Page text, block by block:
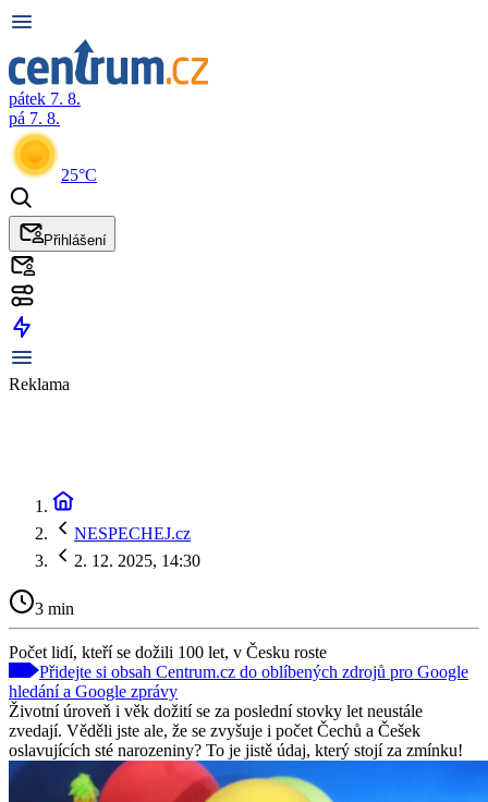
pátek 7. 8.
pá 7. 8.
25°C
Přihlášení
Reklama
NESPECHEJ.cz
2. 12. 2025, 14:30
3 min
Počet lidí, kteří se dožili 100 let, v Česku roste
Přidejte si obsah Centrum.cz do oblíbených zdrojů pro Google
hledání a Google zprávy
Životní úroveň i věk dožití se za poslední stovky let neustále
zvedají. Věděli jste ale, že se zvyšuje i počet Čechů a Češek
oslavujících sté narozeniny? To je jistě údaj, který stojí za zmínku!